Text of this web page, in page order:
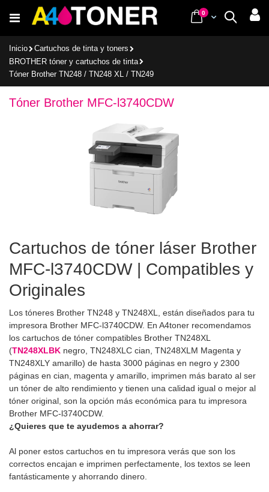
al
Buscar
Cart
0items
Inicio
Cartuchos de tinta y toners
BROTHER tóner y cartuchos de tinta
Tóner Brother TN248 / TN248 XL / TN249
Tóner Brother MFC-l3740CDW
Cartuchos de tóner láser Brother
MFC-l3740CDW | Compatibles y
Originales
Los tóneres Brother TN248 y TN248XL, están diseñados para tu
impresora Brother MFC-l3740CDW. En A4toner recomendamos
los cartuchos de tóner compatibles Brother TN248XL
(TN248XLBK negro, TN248XLC cian, TN248XLM Magenta y
TN248XLY amarillo) de hasta 3000 páginas en negro y 2300
páginas en cian, magenta y amarillo, imprimen más barato al ser
un tóner de alto rendimiento y tienen una calidad igual o mejor al
tóner original, son la opción más económica para tu impresora
Brother MFC-l3740CDW.
¿Quieres que te ayudemos a ahorrar?
Al poner estos cartuchos en tu impresora verás que son los
correctos encajan e imprimen perfectamente, los textos se leen
fantásticamente y ahorrando dinero.